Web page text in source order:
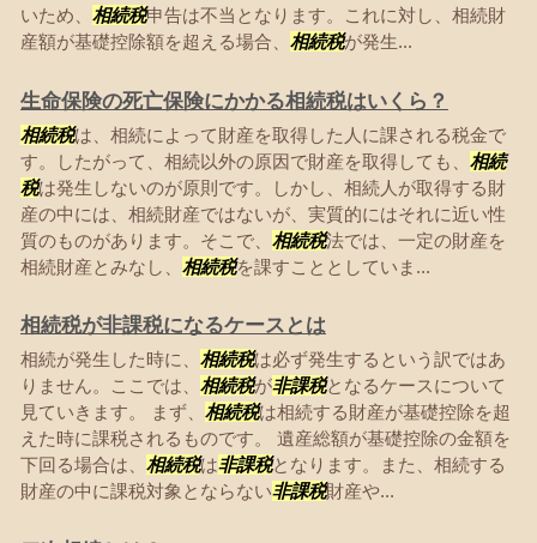
いため、 相続税申告は不当となります。これに対し、相続財
産額が基礎控除額を超える場合、 相続税が発生...
生命保険の死亡保険にかかる相続税はいくら？
相続税は、相続によって財産を取得した人に課される税金で
す。したがって、相続以外の原因で財産を取得しても、 相続
税は発生しないのが原則です。しかし、相続人が取得する財
産の中には、相続財産ではないが、実質的にはそれに近い性
質のものがあります。そこで、 相続税法では、一定の財産を
相続財産とみなし、 相続税を課すこととしていま...
相続税が非課税になるケースとは
相続が発生した時に、 相続税は必ず発生するという訳ではあ
りません。ここでは、 相続税が非課税となるケースについて
見ていきます。 まず、 相続税は相続する財産が基礎控除を超
えた時に課税されるものです。 遺産総額が基礎控除の金額を
下回る場合は、 相続税は非課税となります。また、相続する
財産の中に課税対象とならない非課税財産や...